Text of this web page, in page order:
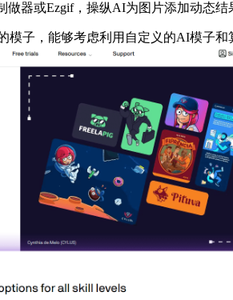
器或Ezgif，操纵AI为图片添加动态结
，能够考虑利用自定义的AI模子和